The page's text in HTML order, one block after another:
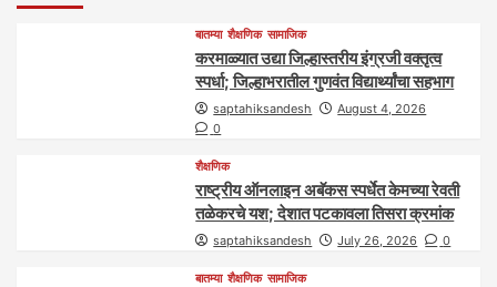
बातम्या शैक्षणिक सामाजिक
करमाळ्यात उद्या जिल्हास्तरीय इंग्रजी वक्तृत्व
स्पर्धा; जिल्हाभरातील गुणवंत विद्यार्थ्यांचा सहभाग
saptahiksandesh
August 4, 2026
0
शैक्षणिक
राष्ट्रीय ऑनलाइन अबॅकस स्पर्धेत केमच्या रेवती
तळेकरचे यश; देशात पटकावला तिसरा क्रमांक
saptahiksandesh July 26, 2026 0
बातम्या शैक्षणिक सामाजिक